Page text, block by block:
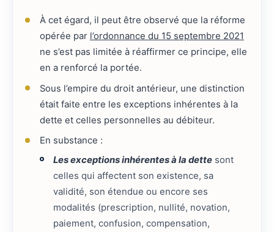
À cet égard, il peut être observé que la réforme
opérée par l’ordonnance du 15 septembre 2021
ne s’est pas limitée à réaffirmer ce principe, elle
en a renforcé la portée.
Sous l’empire du droit antérieur, une distinction
était faite entre les exceptions inhérentes à la
dette et celles personnelles au débiteur.
En substance :
Les exceptions inhérentes à la dette sont
celles qui affectent son existence, sa
validité, son étendue ou encore ses
modalités (prescription, nullité, novation,
paiement, confusion, compensation,